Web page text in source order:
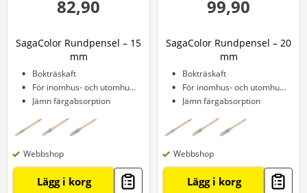
82,90
SagaColor Rundpensel – 15
mm
Bokträskaft
För inomhus- och utomhusbruk
Jämn färgabsorption
Webbshop
Lägg i korg
99,90
SagaColor Rundpensel – 20
mm
Bokträskaft
För inomhus- och utomhusbruk
Jämn färgabsorption
Webbshop
Lägg i korg